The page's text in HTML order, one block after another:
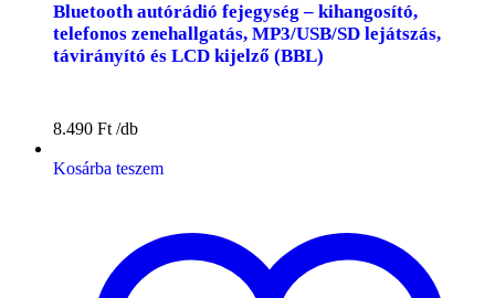
Bluetooth autórádió fejegység – kihangosító,
telefonos zenehallgatás, MP3/USB/SD lejátszás,
távirányító és LCD kijelző (BBL)
8.490 Ft
Kosárba teszem